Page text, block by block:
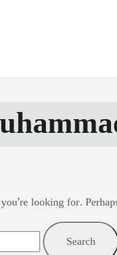
looking for.